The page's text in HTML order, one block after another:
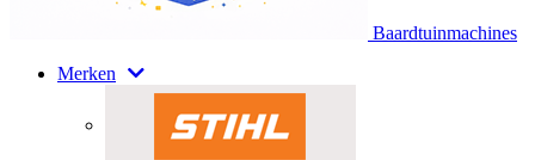
Baardtuinmachines
Merken